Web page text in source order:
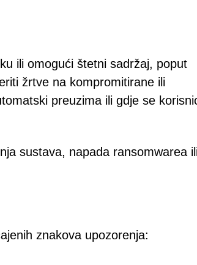
ili omogući štetni sadržaj, poput
žrtve na kompromitirane ili
preuzima ili gdje se
sustava, napada ransomwarea
znakova upozorenja: